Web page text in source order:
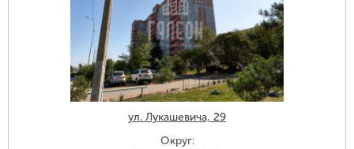
ул. Лукашевича, 29
Округ: